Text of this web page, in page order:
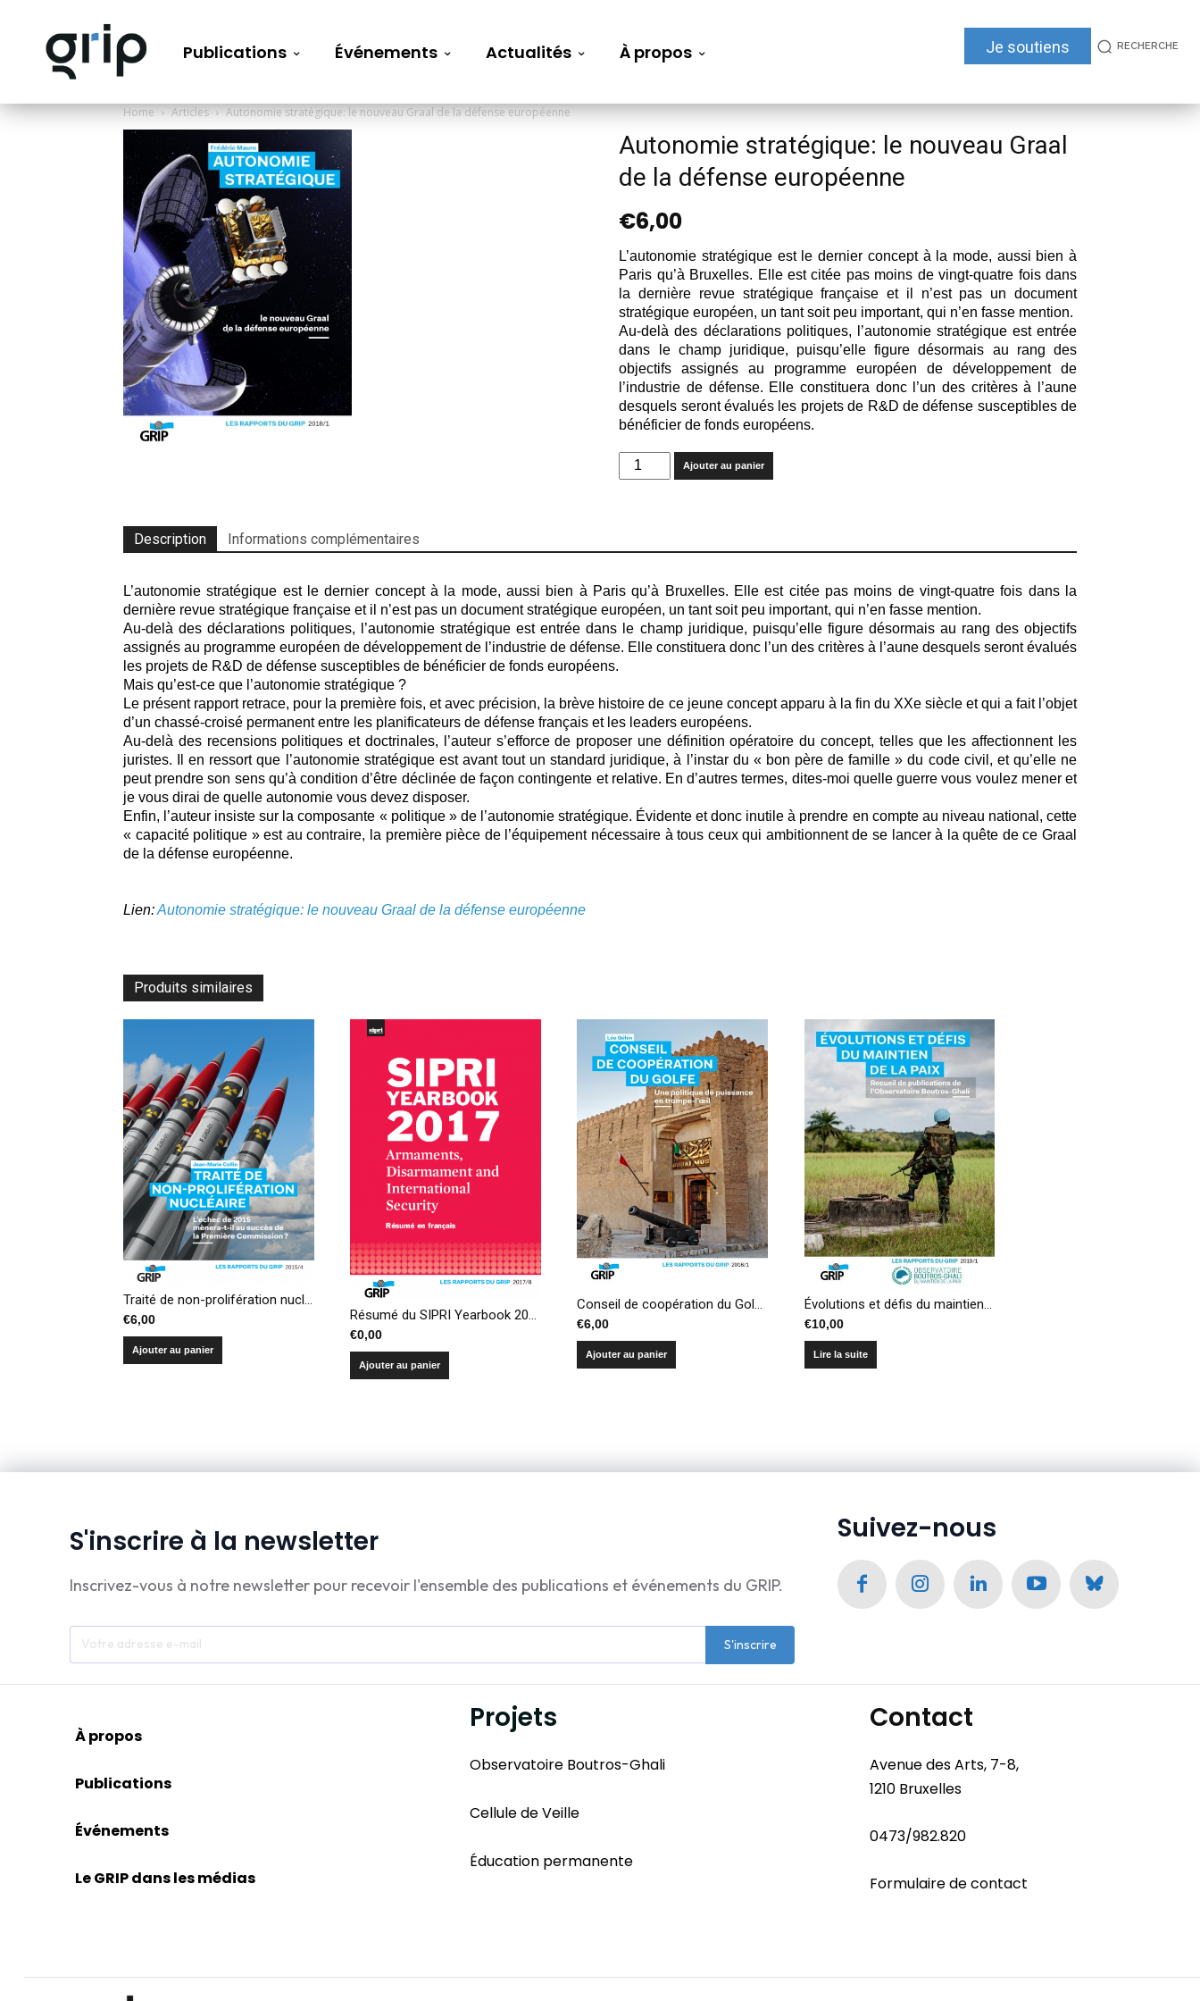
Publications Événements Actualités À propos Je soutiens RECHERCHE
Home Articles Autonomie stratégique: le nouveau Graal de la défense européenne
Autonomie stratégique: le nouveau Graal
de la défense européenne
€6,00
L’autonomie stratégique est le dernier concept à la mode, aussi bien à
Paris qu’à Bruxelles. Elle est citée pas moins de vingt-quatre fois dans
la dernière revue stratégique française et il n’est pas un document
stratégique européen, un tant soit peu important, qui n’en fasse mention.
Au-delà des déclarations politiques, l’autonomie stratégique est entrée
dans le champ juridique, puisqu’elle figure désormais au rang des
objectifs assignés au programme européen de développement de
l’industrie de défense. Elle constituera donc l’un des critères à l’aune
desquels seront évalués les projets de R&D de défense susceptibles de
bénéficier de fonds européens.
quantité
de
nouveau
de
la
défense
européenne
Ajouter au panier
Description Informations complémentaires
L’autonomie stratégique est le dernier concept à la mode, aussi bien à Paris qu’à Bruxelles. Elle est citée pas moins de vingt-quatre fois dans la
dernière revue stratégique française et il n’est pas un document stratégique européen, un tant soit peu important, qui n’en fasse mention.
Au-delà des déclarations politiques, l’autonomie stratégique est entrée dans le champ juridique, puisqu’elle figure désormais au rang des objectifs
assignés au programme européen de développement de l’industrie de défense. Elle constituera donc l’un des critères à l’aune desquels seront évalués
les projets de R&D de défense susceptibles de bénéficier de fonds européens.
Mais qu’est-ce que l’autonomie stratégique ?
Le présent rapport retrace, pour la première fois, et avec précision, la brève histoire de ce jeune concept apparu à la fin du XXe siècle et qui a fait l’objet
d’un chassé-croisé permanent entre les planificateurs de défense français et les leaders européens.
Au-delà des recensions politiques et doctrinales, l’auteur s’efforce de proposer une définition opératoire du concept, telles que les affectionnent les
juristes. Il en ressort que l’autonomie stratégique est avant tout un standard juridique, à l’instar du « bon père de famille » du code civil, et qu’elle ne
peut prendre son sens qu’à condition d’être déclinée de façon contingente et relative. En d’autres termes, dites-moi quelle guerre vous voulez mener et
je vous dirai de quelle autonomie vous devez disposer.
Enfin, l’auteur insiste sur la composante « politique » de l’autonomie stratégique. Évidente et donc inutile à prendre en compte au niveau national, cette
« capacité politique » est au contraire, la première pièce de l’équipement nécessaire à tous ceux qui ambitionnent de se lancer à la quête de ce Graal
de la défense européenne.
Lien:Autonomie stratégique: le nouveau Graal de la défense européenne
Produits similaires
Traité de non-prolifération nucléaire : l’échec de 2015 mènera-t-il au succès de la Première Commission ?
€6,00
Ajouter au panier
Résumé du SIPRI Yearbook 2017 – Armements, désarmement et sécurité internationale
€0,00
Ajouter au panier
€6,00
Ajouter au panier
€10,00
Lire la suite
S'inscrire à la newsletter
Inscrivez-vous à notre newsletter pour recevoir l'ensemble des publications et événements du GRIP.
S'inscrire
Suivez-nous
À propos
Publications
Événements
Le GRIP dans les médias
Projets
Observatoire Boutros-Ghali
Cellule de Veille
Éducation permanente
Contact
Avenue des Arts, 7-8,
1210 Bruxelles
0473/982.820
Formulaire de contact